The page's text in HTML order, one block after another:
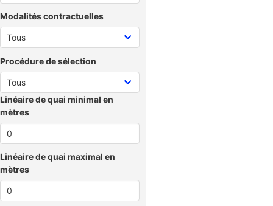
Modalités contractuelles
Procédure de sélection
Linéaire de quai minimal en
mètres
Linéaire de quai maximal en
mètres